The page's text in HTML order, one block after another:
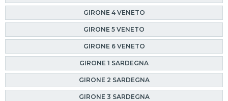
GIRONE 4 VENETO
GIRONE 5 VENETO
GIRONE 6 VENETO
GIRONE 1 SARDEGNA
GIRONE 2 SARDEGNA
GIRONE 3 SARDEGNA